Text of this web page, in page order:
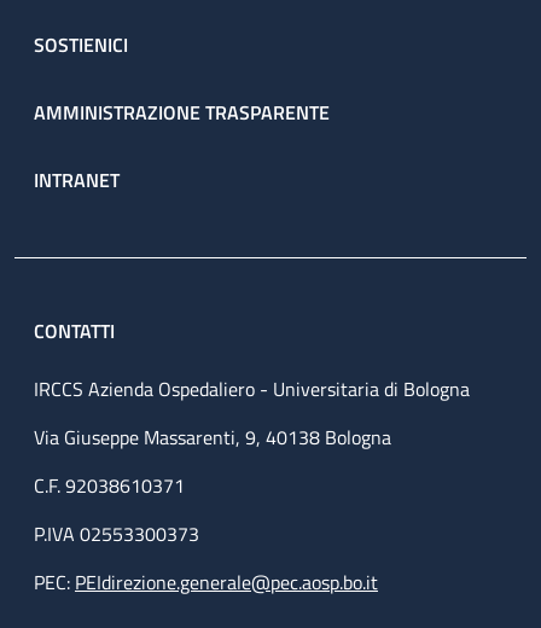
SOSTIENICI
AMMINISTRAZIONE TRASPARENTE
INTRANET
CONTATTI
IRCCS Azienda Ospedaliero - Universitaria di Bologna
Via Giuseppe Massarenti, 9, 40138 Bologna
C.F. 92038610371
P.IVA 02553300373
PEC: PEIdirezione.generale@pec.aosp.bo.it